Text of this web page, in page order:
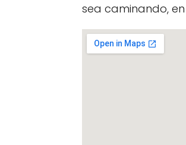
sea caminando,